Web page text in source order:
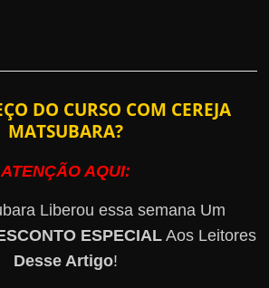
DO CURSO COM CEREJA
MATSUBARA?
ATENÇÃO AQUI:
Liberou essa semana Um
ESPECIALAos Leitores
Desse Artigo!